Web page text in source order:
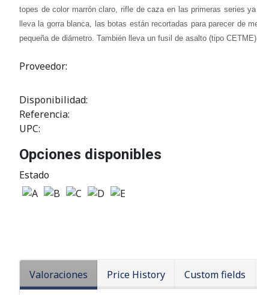
topes de color marrón claro, rifle de caza en las primeras series
lleva la gorra blanca, las botas están recortadas para parecer de
pequeña de diámetro. También lleva un fusil de asalto (tipo
Proveedor:
Disponibilidad:
Referencia:
UPC:
Opciones disponibles
Estado
Valoraciones Price History Custom fields